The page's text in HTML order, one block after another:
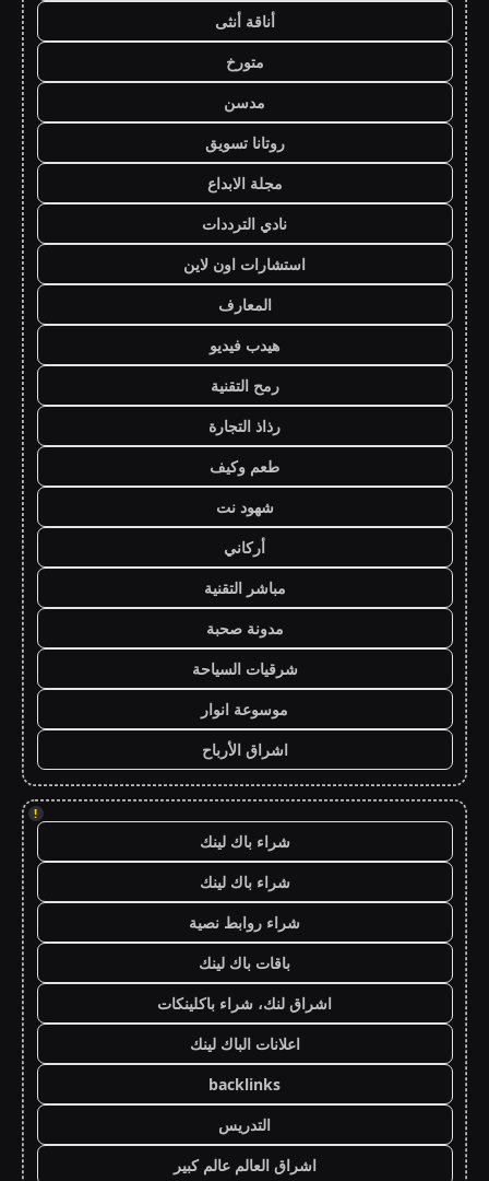
أناقة أنثى
متورخ
مدسن
روتانا تسويق
مجلة الابداع
نادي الترددات
استشارات اون لاين
المعارف
هيدب فيديو
رمح التقنية
رذاذ التجارة
طعم وكيف
شهود نت
أركاني
مباشر التقنية
مدونة صحبة
شرقيات السياحة
موسوعة انوار
اشراق الأرباح
!
شراء باك لينك
شراء باك لينك
شراء روابط نصية
باقات باك لينك
اشراق لنك، شراء باكلينكات
اعلانات الباك لينك
backlinks
التدريس
اشراق العالم عالم كبير